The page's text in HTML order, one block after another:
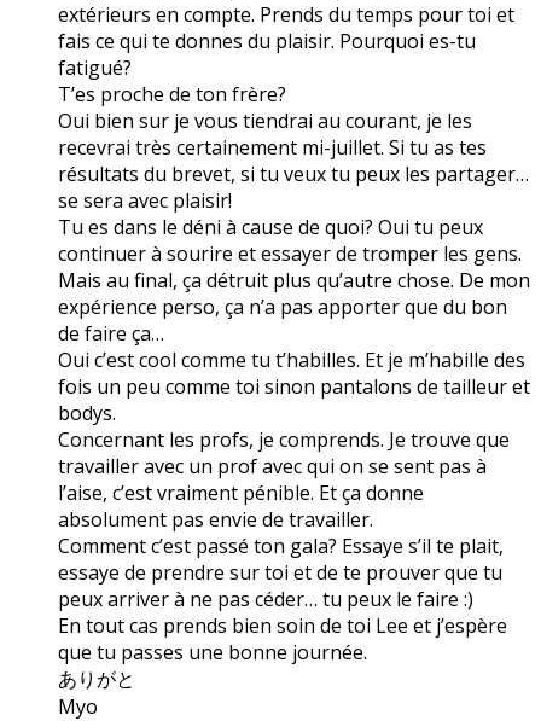
extérieurs en compte. Prends du temps pour toi et
fais ce qui te donnes du plaisir. Pourquoi es-tu
fatigué?
T’es proche de ton frère?
Oui bien sur je vous tiendrai au courant, je les
recevrai très certainement mi-juillet. Si tu as tes
résultats du brevet, si tu veux tu peux les partager…
se sera avec plaisir!
Tu es dans le déni à cause de quoi? Oui tu peux
continuer à sourire et essayer de tromper les gens.
Mais au final, ça détruit plus qu’autre chose. De mon
expérience perso, ça n’a pas apporter que du bon
de faire ça…
Oui c’est cool comme tu t’habilles. Et je m’habille des
fois un peu comme toi sinon pantalons de tailleur et
bodys.
Concernant les profs, je comprends. Je trouve que
travailler avec un prof avec qui on se sent pas à
l’aise, c’est vraiment pénible. Et ça donne
absolument pas envie de travailler.
Comment c’est passé ton gala? Essaye s’il te plait,
essaye de prendre sur toi et de te prouver que tu
peux arriver à ne pas céder… tu peux le faire :)
En tout cas prends bien soin de toi Lee et j’espère
que tu passes une bonne journée.
ありがと
Myo